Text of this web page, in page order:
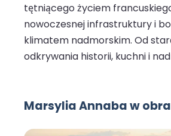
tętniącego życiem
nowoczesnej infrastruktury i
klimatem nadmorskim. Od
odkrywania historii, kuchni i
Marsylia Annaba w